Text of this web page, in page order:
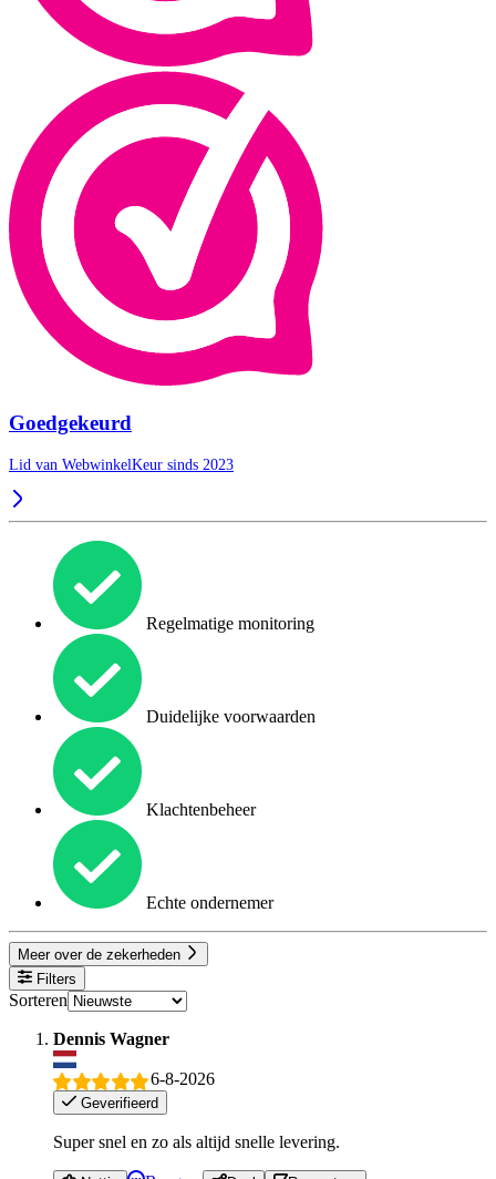
Goedgekeurd
Lid van WebwinkelKeur sinds 2023
Regelmatige monitoring
Duidelijke voorwaarden
Klachtenbeheer
Echte ondernemer
Meer over de zekerheden
Filters
Sorteren
Dennis Wagner
6-8-2026
Geverifieerd
Super snel en zo als altijd snelle levering.